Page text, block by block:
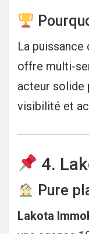
La puissance
offre multi-
acteur solide
visibilité et
4.
Pure
Lakota